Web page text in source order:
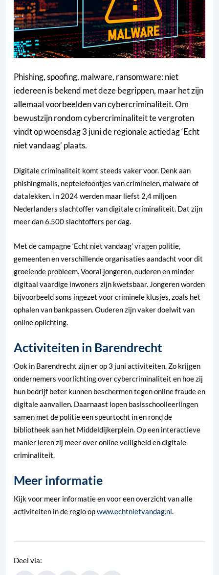
Phishing, spoofing, malware, ransomware: niet
iedereen is bekend met deze begrippen, maar het zijn
allemaal voorbeelden van cybercriminaliteit. Om
bewustzijn rondom cybercriminaliteit te vergroten
vindt op woensdag 3 juni de regionale actiedag ‘Echt
niet vandaag’ plaats.
Digitale criminaliteit komt steeds vaker voor. Denk aan
phishingmails, neptelefoontjes van criminelen, malware of
datalekken. In 2024 werden maar liefst 2,4 miljoen
Nederlanders slachtoffer van digitale criminaliteit. Dat zijn
meer dan 6.500 slachtoffers per dag.
Met de campagne ‘Echt niet vandaag’ vragen politie,
gemeenten en verschillende organisaties aandacht voor dit
groeiende probleem. Vooral jongeren, ouderen en minder
digitaal vaardige inwoners zijn kwetsbaar. Jongeren worden
bijvoorbeeld soms ingezet voor criminele klusjes, zoals het
ophalen van bankpassen. Ouderen zijn vaker doelwit van
online oplichting.
Activiteiten in Barendrecht
Ook in Barendrecht zijn er op 3 juni activiteiten. Zo krijgen
ondernemers voorlichting over cybercriminaliteit en hoe zij
hun bedrijf beter kunnen beschermen tegen online fraude en
digitale aanvallen. Daarnaast lopen basisschoolleerlingen
samen met de politie een speurtocht in en rond de
bibliotheek aan het Middeldijkerplein. Op een interactieve
manier leren zij meer over online veiligheid en digitale
criminaliteit.
Meer informatie
Kijk voor meer informatie en voor een overzicht van alle
activiteiten in de regio opwww.echtnietvandag.nl
Deel via: